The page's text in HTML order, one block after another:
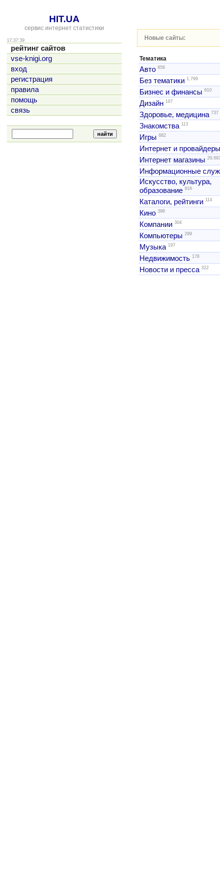
HIT.UA
сервис интернет статистики
17:37:39
рейтинг сайтов
vse-knigi.org
вход
регистрация
правила
помощь
связь
Новые сайты:
Тематика
Авто 856
Без тематики 1,799
Бизнес и финансы 610
Дизайн 167
Здоровье, медицина 737
Знакомства 113
Игры 682
Интернет и провайдеры
Интернет магазины
Информационные
Искусство, культура,
образование 916
Каталоги, рейтинги 114
Кино 396
Компании 304
Компьютеры 299
Музыка 197
Недвижимость 178
Новости и пресса 322